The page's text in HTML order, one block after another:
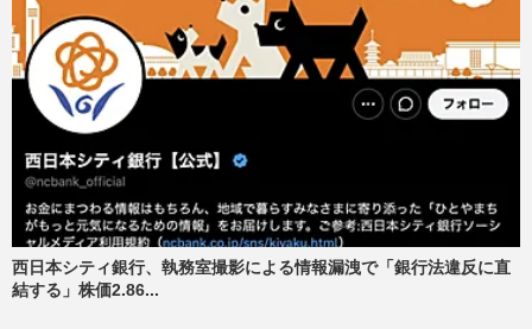
西日本シティ銀行、執務室撮影による情報漏洩で「銀行法違反に直
結する」株価2.86...